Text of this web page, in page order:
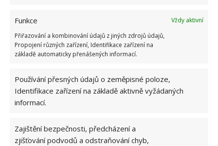
Funkce
Vždy aktivní
Přiřazování a kombinování údajů z jiných zdrojů údajů,
Propojení různých zařízení, Identifikace zařízení na
základě automaticky přenášených informací.
Používání přesných údajů o zeměpisné poloze,
Identifikace zařízení na základě aktivně vyžádaných
informací.
Zajištění bezpečnosti, předcházení a
zjišťování podvodů a odstraňování chyb,